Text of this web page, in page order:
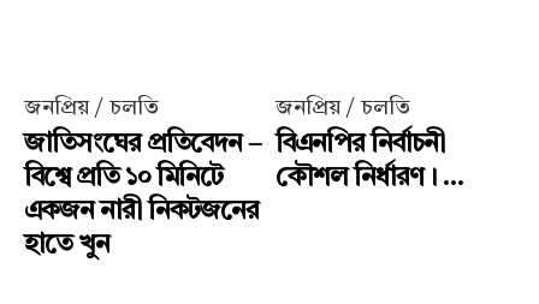
জনপ্রিয় / চলতি
জাতিসংঘের প্রতিবেদন –
বিশ্বে প্রতি ১০ মিনিটে
একজন নারী নিকটজনের
হাতে খুন
জনপ্রিয় / চলতি
বিএনপির নির্বাচনী
কৌশল নির্ধারণ। ...